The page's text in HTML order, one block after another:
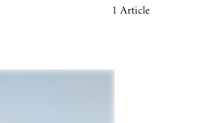
1 Article